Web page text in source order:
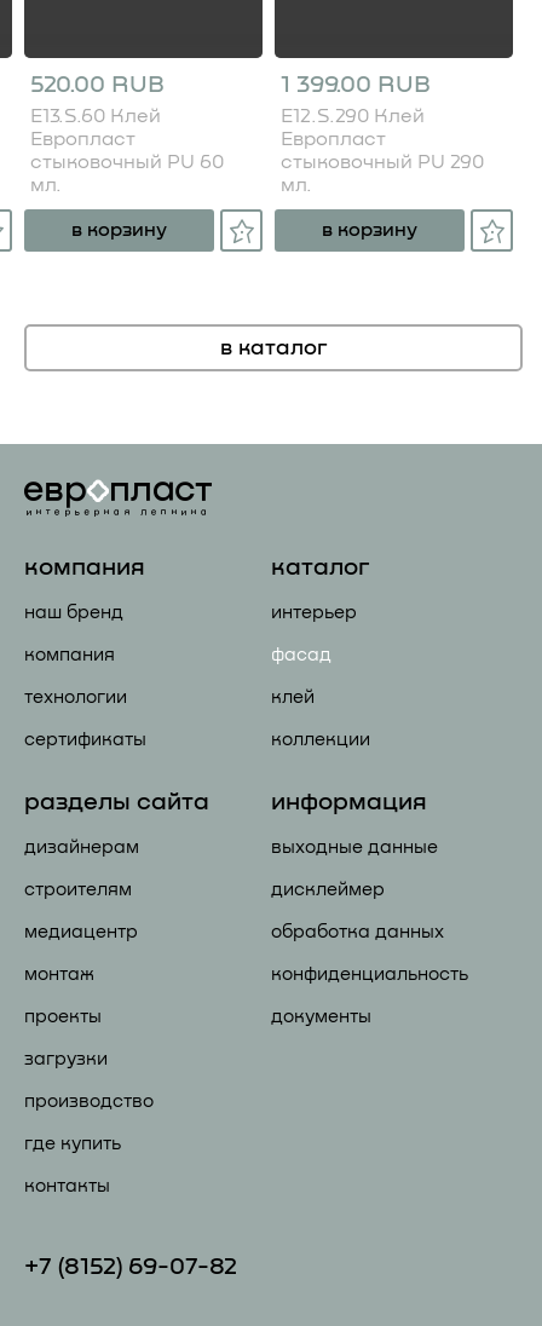
520.00 RUB
E13.S.60 Клей
Европласт
стыковочный PU 60
мл.
в корзину
1 399.00 RUB
E12.S.290 Клей
Европласт
стыковочный PU 290
мл.
в корзину
в каталог
компания
наш бренд
компания
технологии
сертификаты
каталог
интерьер
фасад
клей
коллекции
разделы сайта
дизайнерам
строителям
медиацентр
монтаж
проекты
загрузки
производство
где купить
контакты
информация
выходные данные
дисклеймер
обработка данных
конфиденциальность
документы
+7 (81 52) 69-07-82